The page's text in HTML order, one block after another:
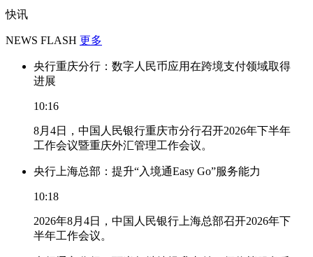
快讯
NEWS FLASH 更多
央行重庆分行：数字人民币应用在跨境支付领域取得
进展
10:16
8月4日，中国人民银行重庆市分行召开2026年下半年
工作会议暨重庆外汇管理工作会议。
央行上海总部：提升“入境通Easy Go”服务能力
10:18
2026年8月4日，中国人民银行上海总部召开2026年下
半年工作会议。